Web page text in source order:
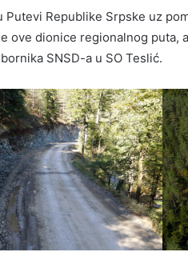
Republike Srpske uz
ove dionice regionalnog puta,
SNSD-a u SO Teslić.